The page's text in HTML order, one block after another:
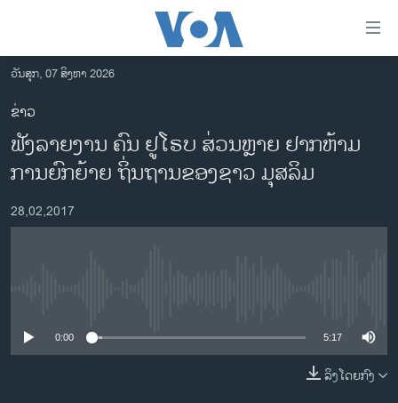
ເຂົ້າ
ຫາ
ຂ້າມ
ຂ້າມ
ຂ້າມ
ໄປ
ຫາ
ຊອກ
ອາເມຣິກາ
ການເລືອກຕັ້ງ ປະທານາທີບໍດີ ສະຫະລັດ 2024
ຂ່າວ​ຈີນ
ຊີວິດຊາວລາວ
ວັນສຸກ, 07 ສິງຫາ 2026
ຂ່າວ
ຟັງລາຍງານ ຄົນ ຢູໂຣບ ສ່ວນຫຼາຍ ຢາກຫ້າມ
ການຍົກຍ້າຍ ຖິ່ນຖານຂອງຊາວ ມຸສລິມ
28,02,2017
0:00 5:17
ລິງໂດຍກົງ